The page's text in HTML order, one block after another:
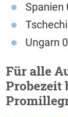
Spanien
Ungarn
Für alle
Probezeit